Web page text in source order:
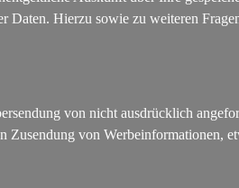
Hierzu sowie zu weiteren
von nicht ausdrücklich
Zusendung von Werbeinformationen,